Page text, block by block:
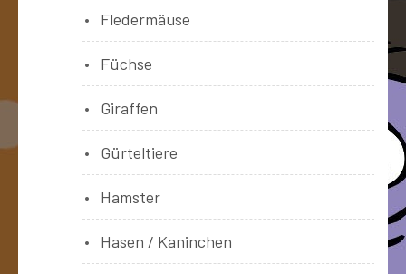
Fledermäuse
Füchse
Giraffen
Gürteltiere
Hamster
Hasen / Kaninchen